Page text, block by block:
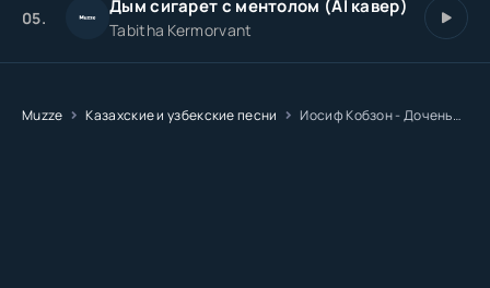
05. Дым сигарет с ментолом (AI кавер)
Tabitha Kermorvant
Muzze Казахские и узбекские песни Иосиф Кобзон - Доченька (AI кавер)